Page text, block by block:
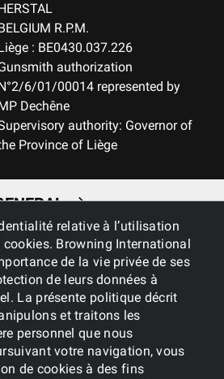
relative à l’utilisation
cookies. Browning International
de la vie privée de ses
de leurs données à
La présente politique décrit
et traitons les
personnel que nous
votre navigation, vous
de cookies à des fins
R.P.M.
: BE0430.037.226
authorization
6/01/00014 represented by
Dechêne
authority: Governor of
Province of Liège